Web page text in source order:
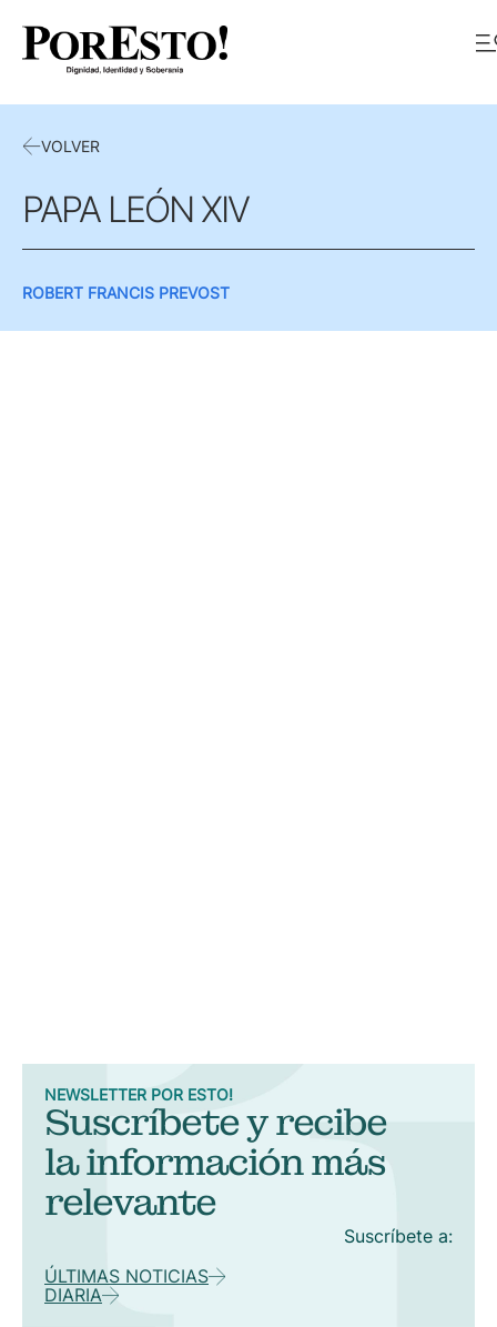
VOLVER
PAPA LEÓN XIV
ROBERT FRANCIS PREVOST
NEWSLETTER POR ESTO!
Suscríbete y recibe
la información más
relevante
Suscríbete a:
ÚLTIMAS NOTICIAS
DIARIA